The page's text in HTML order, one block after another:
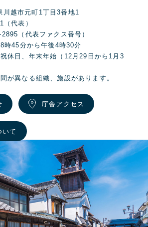
越市元町1丁目3番地1
代表）
（代表ファクス番号）
時45分から午後4時30分
祝休日、年末年始（12月29日から1月3
が異なる組織、施設があります。
庁舎アクセス
いて